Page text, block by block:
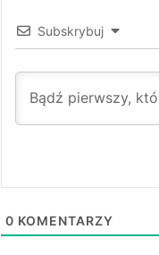
Subskrybuj
0 KOMENTARZY